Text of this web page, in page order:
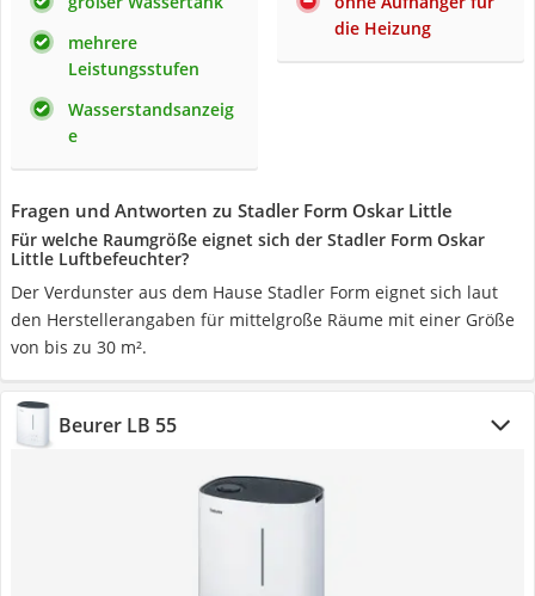
mehrere
Leistungsstufen
Wasserstandsanzeig
e
die Heizung
Fragen und Antworten zu Stadler Form Oskar Little
Für welche Raumgröße eignet sich der Stadler Form Oskar
Little Luftbefeuchter?
Der Verdunster aus dem Hause Stadler Form eignet sich laut
den Herstellerangaben für mittelgroße Räume mit einer Größe
von bis zu 30 m².
Beurer LB 55